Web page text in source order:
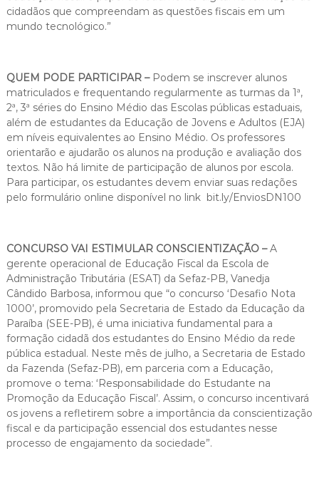
cidadãos que compreendam as questões fiscais em um
mundo tecnológico.”
QUEM PODE PARTICIPAR –Podem se inscrever alunos
matriculados e frequentando regularmente as turmas da 1ª,
2ª, 3ª séries do Ensino Médio das Escolas públicas estaduais,
além de estudantes da Educação de Jovens e Adultos (EJA)
em níveis equivalentes ao Ensino Médio. Os professores
orientarão e ajudarão os alunos na produção e avaliação dos
textos. Não há limite de participação de alunos por escola.
Para participar, os estudantes devem enviar suas redações
pelo formulário online disponível no link bit.ly/EnviosDN100
CONCURSO VAI ESTIMULAR CONSCIENTIZAÇÃO –A
gerente operacional de Educação Fiscal da Escola de
Administração Tributária (ESAT) da Sefaz-PB, Vanedja
Cândido Barbosa, informou que “o concurso ‘Desafio Nota
1000’, promovido pela Secretaria de Estado da Educação da
Paraíba (SEE-PB), é uma iniciativa fundamental para a
formação cidadã dos estudantes do Ensino Médio da rede
pública estadual. Neste mês de julho, a Secretaria de Estado
da Fazenda (Sefaz-PB), em parceria com a Educação,
promove o tema: ‘Responsabilidade do Estudante na
Promoção da Educação Fiscal’. Assim, o concurso incentivará
os jovens a refletirem sobre a importância da conscientização
fiscal e da participação essencial dos estudantes nesse
processo de engajamento da sociedade”.